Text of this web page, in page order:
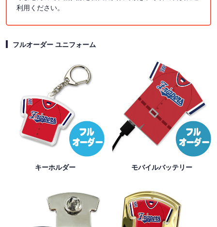
利用ください。
フルオーダー ユニフォーム
キーホルダー モバイルバッテリー